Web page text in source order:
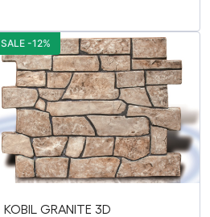
KOBIL GRANITE 3D
SALE -12%